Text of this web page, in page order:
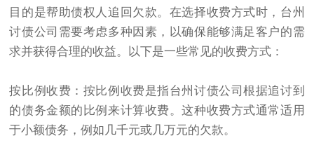
目的是帮助债权人追回欠款。在选择收费方式时，台州
讨债公司需要考虑多种因素，以确保能够满足客户的需
求并获得合理的收益。以下是一些常见的收费方式：
按比例收费：按比例收费是指台州讨债公司根据追讨到
的债务金额的比例来计算收费。这种收费方式通常适用
于小额债务，例如几千元或几万元的欠款。